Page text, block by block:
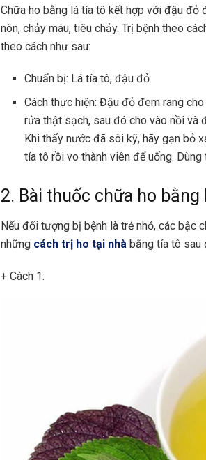
Chữa ho bằng lá tía tô kết hợp với đậu
nôn, chảy máu, tiêu chảy. Trị bệnh theo
theo cách như sau:
Chuẩn bị: Lá tía tô, đậu đỏ
Cách thực hiện: Đậu đỏ đem rang
rửa thật sạch, sau đó cho vào nồi và
Khi thấy nước đã sôi kỹ, hãy gạn bỏ
tía tô rồi vo thành viên để uống.
2. Bài thuốc chữa ho
Nếu đối tượng bị bệnh là trẻ nhỏ, các bậc
những cách trị ho tại nhà bằng tía tô sau
+ Cách 1: